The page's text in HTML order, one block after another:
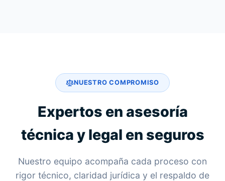
NUESTRO COMPROMISO
Expertos en asesoría
técnica y legal en seguros
Nuestro equipo acompaña cada proceso con
rigor técnico, claridad jurídica y el respaldo de